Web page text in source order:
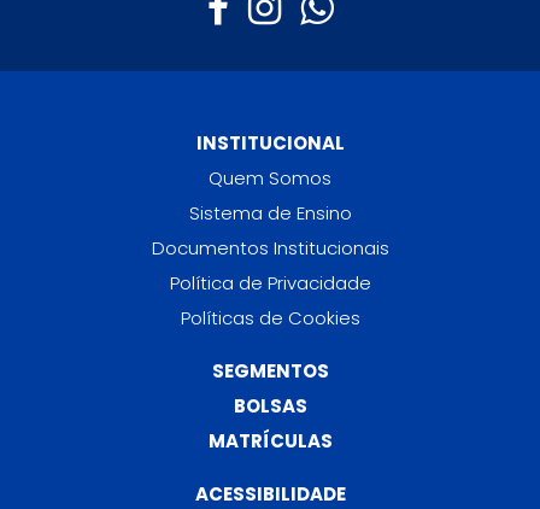
INSTITUCIONAL
Quem Somos
Sistema de Ensino
Documentos Institucionais
Política de Privacidade
Políticas de Cookies
SEGMENTOS
BOLSAS
MATRÍCULAS
ACESSIBILIDADE